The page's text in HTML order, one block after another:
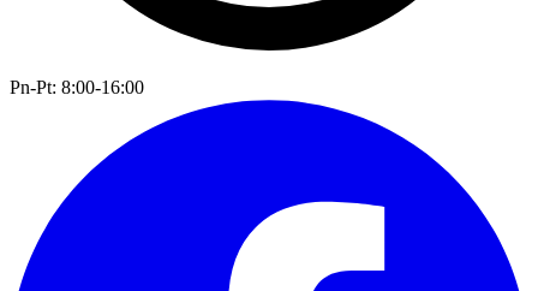
Pn-Pt: 8:00-16:00